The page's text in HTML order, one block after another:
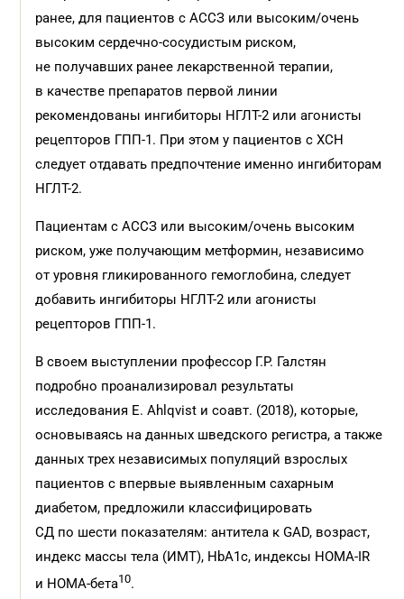
ранее, для пациентов с АССЗ или высоким/очень
высоким сердечно-сосудистым риском,
не получавших ранее лекарственной терапии,
в качестве препаратов первой линии
рекомендованы ингибиторы НГЛТ-2 или агонисты
рецепторов ГПП-1. При этом у пациентов с ХСН
следует отдавать предпочтение именно ингибиторам
НГЛТ-2.
Пациентам с АССЗ или высоким/очень высоким
риском, уже получающим метформин, независимо
от уровня гликированного гемоглобина, следует
добавить ингибиторы НГЛТ-2 или агонисты
рецепторов ГПП-1.
В своем выступлении профессор Г.Р. Галстян
подробно проанализировал результаты
исследования E. Ahlqvist и соавт. (2018), которые,
основываясь на данных шведского регистра, а также
данных трех независимых популяций взрослых
пациентов с впервые выявленным сахарным
диабетом, предложили классифицировать
СД по шести показателям: антитела к GAD, возраст,
индекс массы тела (ИМТ), HbA1c, индексы HOMA-IR
и HOMA-бета10.